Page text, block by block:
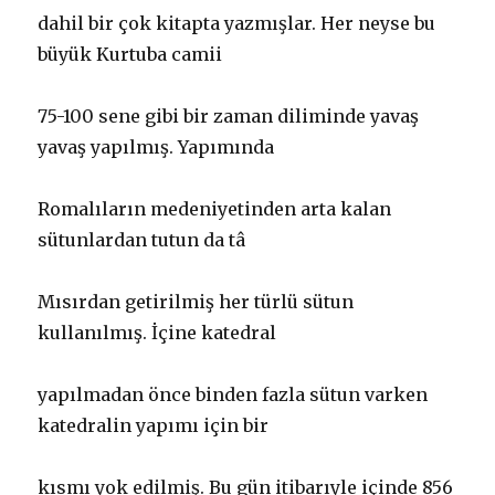
dahil bir çok kitapta yazmışlar. Her neyse bu
büyük Kurtuba camii
75-100 sene gibi bir zaman diliminde yavaş
yavaş yapılmış. Yapımında
Romalıların medeniyetinden arta kalan
sütunlardan tutun da tâ
Mısırdan getirilmiş her türlü sütun
kullanılmış. İçine katedral
yapılmadan önce binden fazla sütun varken
katedralin yapımı için bir
kısmı yok edilmiş. Bu gün itibarıyle içinde 856